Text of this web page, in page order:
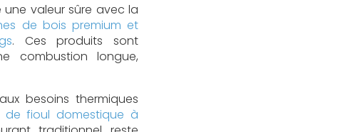
valeur sûre avec la
de bois premium et
. Ces produits sont
combustion longue,
besoins thermiques
de fioul domestique à